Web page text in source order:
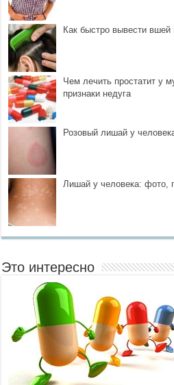
Как быстро вывести
Чем лечить простатит у
признаки недуга
Розовый лишай у
Лишай у человека: фото,
Это интересно